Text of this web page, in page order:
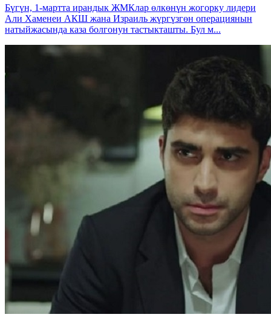
Бүгүн, 1-мартта ирандык ЖМКлар өлкөнүн жогорку лидери
Али Хаменеи АКШ жана Израиль жүргүзгөн операциянын
натыйжасында каза болгонун тастыкташты. Бул м...